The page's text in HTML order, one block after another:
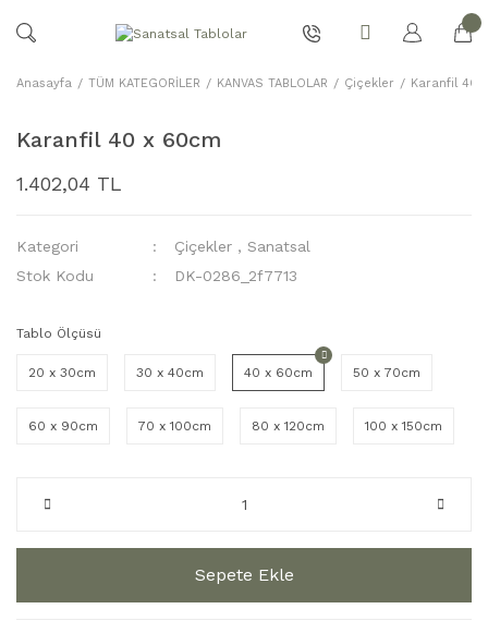
Anasayfa TÜM KATEGORİLER KANVAS TABLOLAR Çiçekler Karanfil 40
Karanfil 40 x 60cm
1.402,04 TL
Kategori Çiçekler ,Sanatsal
Stok Kodu
DK-0286_2f7713
Tablo Ölçüsü
20 x 30cm 30 x 40cm 40 x 60cm 50 x 70cm
60 x 90cm 70 x 100cm 80 x 120cm 100 x 150cm
Sepete Ekle